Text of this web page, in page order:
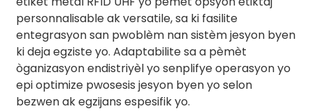
personnalisable ak versatile, sa ki fasilite
entegrasyon san pwoblèm nan sistèm jesyon byen
ki deja egziste yo. Adaptabilite sa a pèmèt
òganizasyon endistriyèl yo senplifye operasyon yo
epi optimize pwosesis jesyon byen yo selon
bezwen ak egzijans espesifik yo.